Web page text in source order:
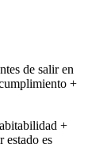
de salir en
+
+
estado es